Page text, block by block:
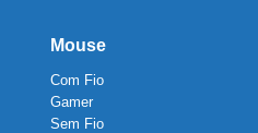
Mouse
Com Fio
Gamer
Sem Fio